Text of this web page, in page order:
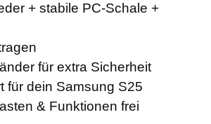
+ stabile PC-Schale +
für extra Sicherheit
für dein Samsung S25
& Funktionen frei